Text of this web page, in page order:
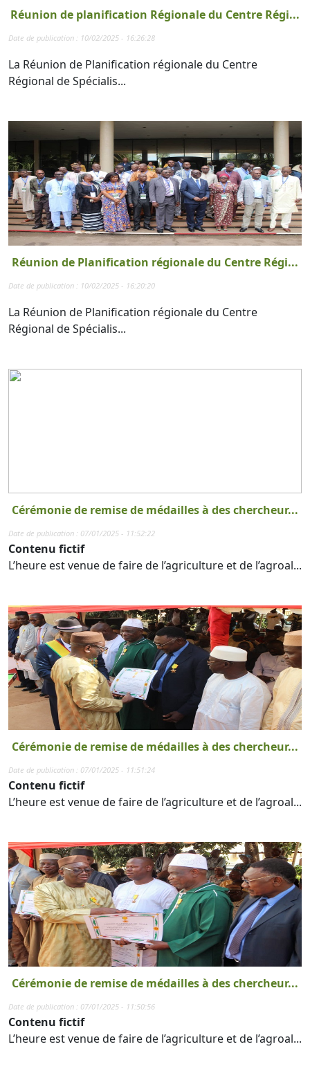
Réunion de planification Régionale du Centre Régi...
Date de publication : 10/02/2025 - 16:26:28
La Réunion de Planification régionale du Centre
Régional de Spécialis...
Réunion de Planification régionale du Centre Régi...
Date de publication : 10/02/2025 - 16:20:20
La Réunion de Planification régionale du Centre
Régional de Spécialis...
Cérémonie de remise de médailles à des chercheur...
Date de publication : 07/01/2025 - 11:52:22
Contenu fictif
L’heure est venue de faire de l’agriculture et de l’agroal...
Cérémonie de remise de médailles à des chercheur...
Date de publication : 07/01/2025 - 11:51:24
Contenu fictif
L’heure est venue de faire de l’agriculture et de l’agroal...
Cérémonie de remise de médailles à des chercheur...
Date de publication : 07/01/2025 - 11:50:56
Contenu fictif
L’heure est venue de faire de l’agriculture et de l’agroal...